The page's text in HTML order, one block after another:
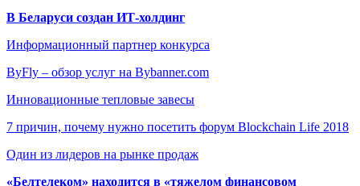
В Беларуси создан ИТ-холдинг
Информационный партнер конкурса
ByFly – обзор услуг на Bybanner.com
Инновационные тепловые завесы
7 причин, почему нужно посетить форум Blockchain Life 2018
Один из лидеров на рынке продаж
«Белтелеком» находится в «тяжелом финансовом